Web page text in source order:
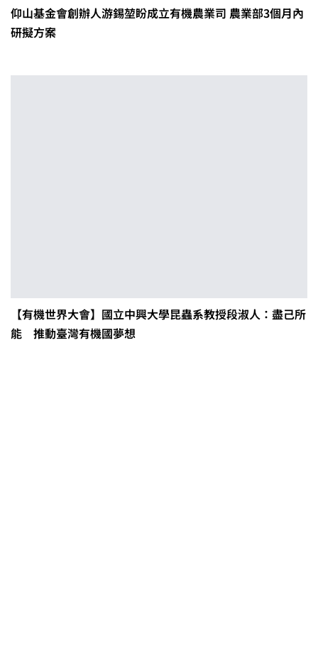
仰山基金會創辦人游錫堃盼成立有機農業司 農業部3個月內
研擬方案
【有機世界大會】國立中興大學昆蟲系教授段淑人：盡己所
能 推動臺灣有機國夢想